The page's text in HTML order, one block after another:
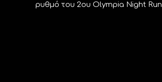
ρυθμό του 2ου Olympia Night Run